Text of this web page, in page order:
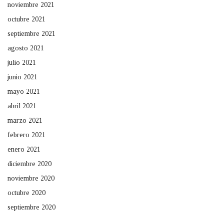
noviembre 2021
octubre 2021
septiembre 2021
agosto 2021
julio 2021
junio 2021
mayo 2021
abril 2021
marzo 2021
febrero 2021
enero 2021
diciembre 2020
noviembre 2020
octubre 2020
septiembre 2020